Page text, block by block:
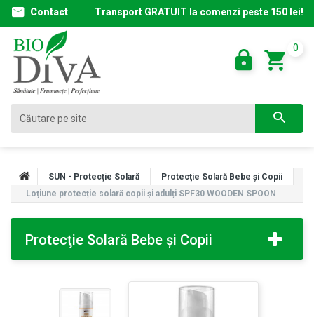
Contact Transport GRATUIT la comenzi peste 150 lei!
0
SUN - Protecție Solară
Protecţie Solară Bebe și Copii
Loțiune protecție solară copii și adulți SPF30 WOODEN SPOON
Protecţie Solară Bebe și Copii